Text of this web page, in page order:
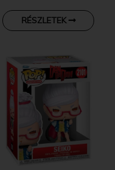
RÉSZLETEK